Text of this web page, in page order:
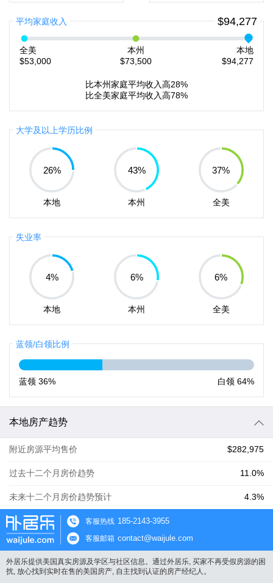
平均家庭收入 $94,277
全美
$53,000
本州
$73,500
本地
$94,277
比本州家庭平均收入高28%
比全美家庭平均收入高78%
大学及以上学历比例
26%
本地
43%
本州
37%
全美
失业率
4%
本地
6%
本州
6%
全美
蓝领/白领比例
蓝领 36% 白领 64%
本地房产趋势
附近房源平均售价 $282,975
过去十二个月房价趋势 11.0%
未来十二个月房价趋势预计 4.3%
客服热线 185-2143-3955
客服邮箱 contact@waijule.com
外居乐提供美国真实房源及学区与社区信息。通过外居乐, 买家不再受假房源的困
扰, 放心找到实时在售的美国房产, 自主找到认证的房产经纪人。